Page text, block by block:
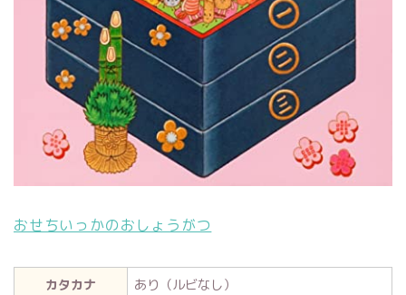
おせちいっかのおしょうがつ
カタカナ
あり（ルビなし）